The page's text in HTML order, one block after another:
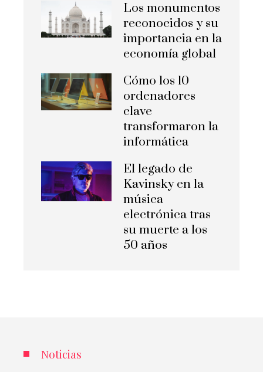
Los monumentos
reconocidos y su
importancia en la
economía global
Cómo los 10
ordenadores
clave
transformaron la
informática
El legado de
Kavinsky en la
música
electrónica tras
su muerte a los
50 años
Noticias